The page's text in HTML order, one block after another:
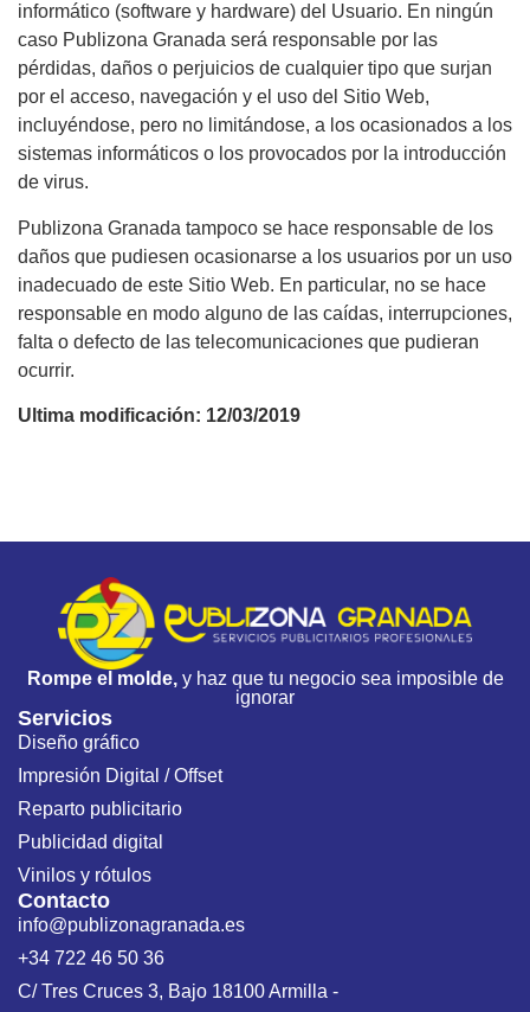
informático (software y hardware) del Usuario. En ningún
caso Publizona Granada será responsable por las
pérdidas, daños o perjuicios de cualquier tipo que surjan
por el acceso, navegación y el uso del Sitio Web,
incluyéndose, pero no limitándose, a los ocasionados a los
sistemas informáticos o los provocados por la introducción
de virus.
Publizona Granada tampoco se hace responsable de los
daños que pudiesen ocasionarse a los usuarios por un uso
inadecuado de este Sitio Web. En particular, no se hace
responsable en modo alguno de las caídas, interrupciones,
falta o defecto de las telecomunicaciones que pudieran
ocurrir.
Ultima modificación: 12/03/2019
Rompe el molde,y haz que tu negocio sea imposible de
ignorar
Servicios
Diseño gráfico
Impresión Digital / Offset
Reparto publicitario
Publicidad digital
Vinilos y rótulos
Contacto
info@publizonagranada.es
+34 722 46 50 36
C/ Tres Cruces 3, Bajo 18100 Armilla -